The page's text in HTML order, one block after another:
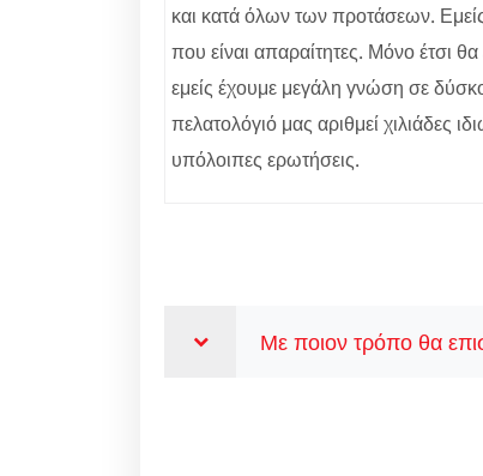
και κατά όλων των προτάσεων.
που είναι απαραίτητες. Μόνο έτσι
εμείς έχουμε μεγάλη γνώση σε
πελατολόγιό μας αριθμεί χιλιάδες
υπόλοιπες ερωτήσεις.
Με ποιον τρόπο θα